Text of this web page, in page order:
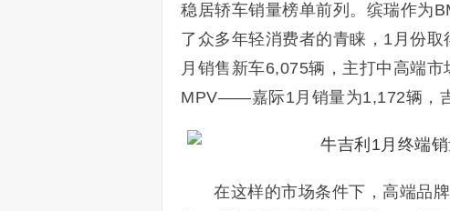
稳居轿车销量榜单前列。缤瑞作为
了众多年轻消费者的青睐，1月份
月销售新车6,075辆，主打中高端
MPV——嘉际1月销量为1,172辆，
在这样的市场条件下，高端品